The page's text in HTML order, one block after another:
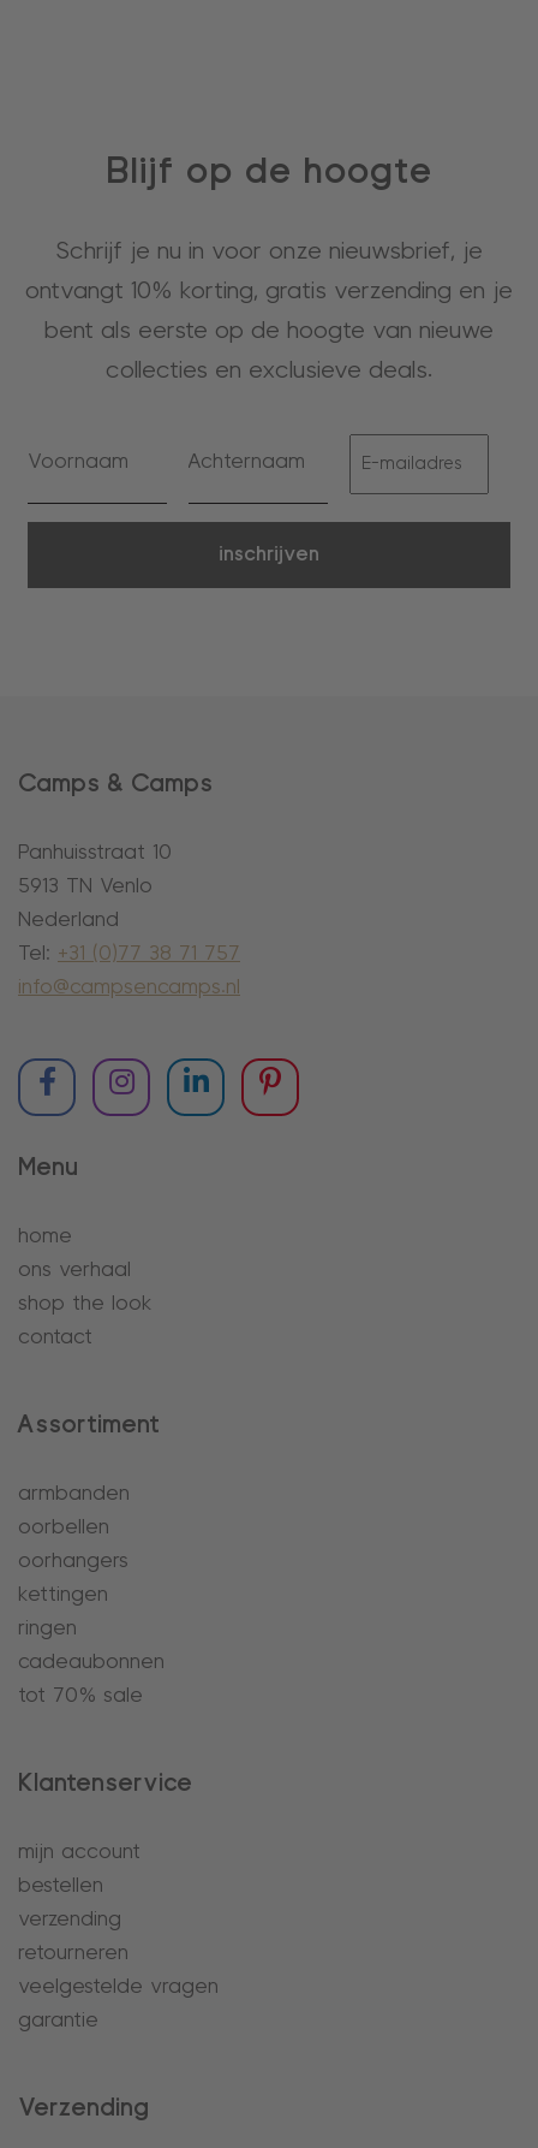
Blijf op de hoogte
Schrijf je nu in voor onze nieuwsbrief, je
ontvangt 10% korting, gratis verzending en je
bent als eerste op de hoogte van nieuwe
collecties en exclusieve deals.
inschrijven
Camps & Camps
Panhuisstraat 10
5913 TN Venlo
Nederland
Tel: +31 (0)77 38 71 757
info@campsencamps.nl
Menu
home
ons verhaal
shop the look
contact
Assortiment
armbanden
oorbellen
oorhangers
kettingen
ringen
cadeaubonnen
tot 70% sale
Klantenservice
mijn account
bestellen
verzending
retourneren
veelgestelde vragen
garantie
Verzending